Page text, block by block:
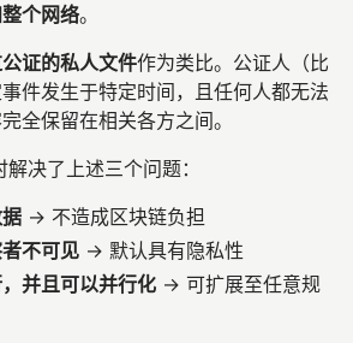
个网络。
证的私人文件作为类比。公证人（比
件发生于特定时间，且任何人都无法
全保留在相关各方之间。
决了上述三个问题：
→ 不造成区块链负担
不可见 → 默认具有隐私性
并且可以并行化 → 可扩展至任意规